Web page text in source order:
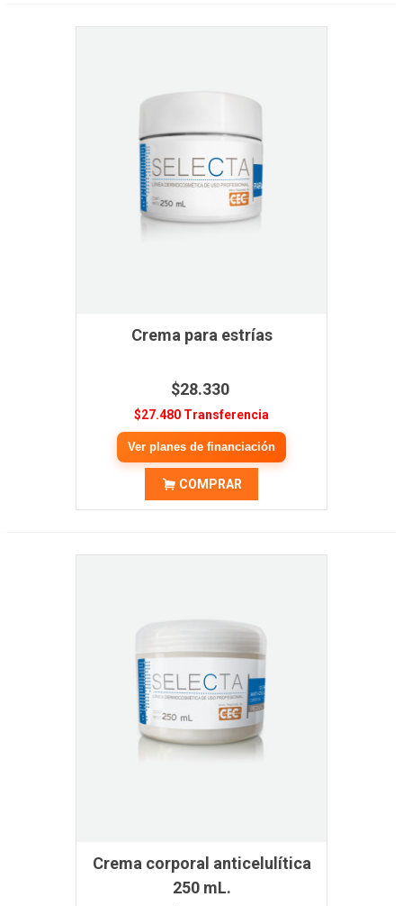
Crema para estrías
$28.330
$27.480 Transferencia
Ver planes de financiación
COMPRAR
Crema corporal anticelulítica
250 mL.